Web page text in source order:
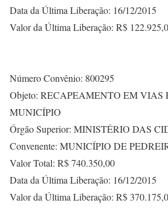
Data da Última Liberação: 16/12/2015
Valor da Última Liberação: R$
Número Convênio: 800295
Objeto: RECAPEAMENTO EM VIAS
MUNICÍPIO
Órgão Superior: MINISTÉRIO DAS
Convenente: MUNICÍPIO DE
Valor Total: R$ 740.350,00
Data da Última Liberação: 16/12/2015
Valor da Última Liberação: R$